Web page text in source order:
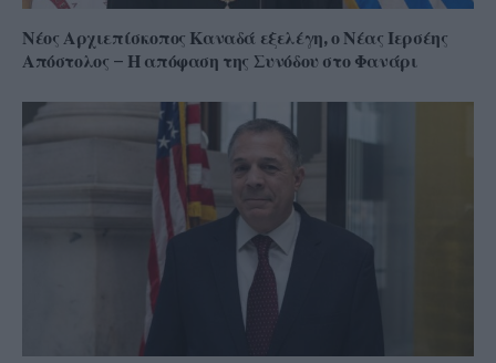
Νέος Αρχιεπίσκοπος Καναδά εξελέγη, ο Νέας Ιερσέης
Απόστολος – Η απόφαση της Συνόδου στο Φανάρι